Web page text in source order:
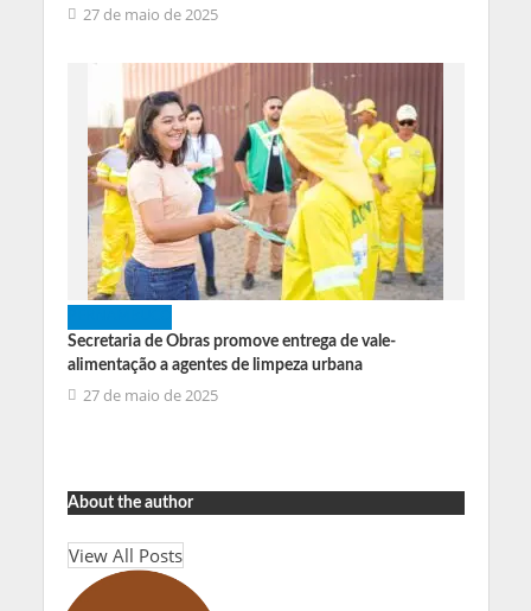
27 de maio de 2025
Secretaria de Obras promove entrega de vale-
alimentação a agentes de limpeza urbana
27 de maio de 2025
About the author
View All Posts